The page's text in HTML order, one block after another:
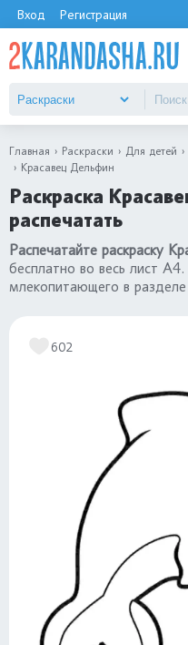
Вход Регистрация
Главная Раскраски Для детей
Красавец Дельфин
Раскраска
распечатать
Распечатайте раскраску
бесплатно во весь лист
млекопитающего в разделе
602